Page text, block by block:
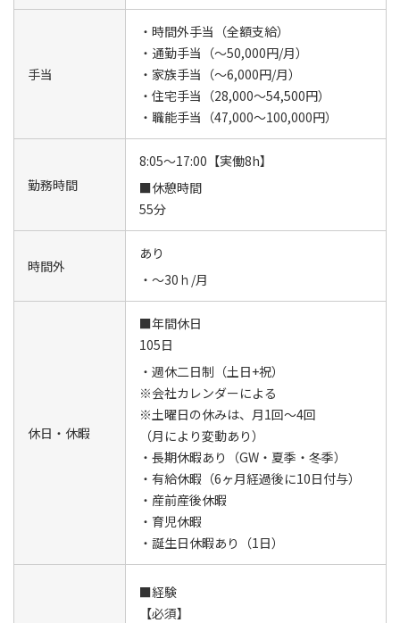
手当
・時間外手当（全額支給）
・通勤手当（～50,000円/月）
・家族手当（～6,000円/月）
・住宅手当（28,000～54,500円）
・職能手当（47,000～100,000円）
勤務時間
8:05～17:00【実働8h】
■休憩時間
55分
時間外
あり
・～30ｈ/月
休日・休暇
■年間休日
105日
・週休二日制（土日+祝）
※会社カレンダーによる
※土曜日の休みは、月1回～4回
（月により変動あり）
・長期休暇あり（GW・夏季・冬季）
・有給休暇（6ヶ月経過後に10日付与）
・産前産後休暇
・育児休暇
・誕生日休暇あり（1日）
■経験
【必須】